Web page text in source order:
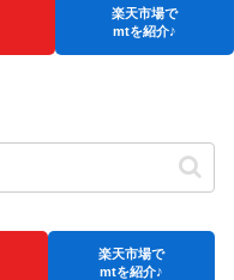
楽天市場で
mtを紹介♪
楽天市場で
mtを紹介♪